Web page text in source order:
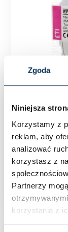
Zgoda
Niniejsza
Korzystamy z
reklam, aby
analizować
korzystasz z
Partnerzy
korzystania z
2P